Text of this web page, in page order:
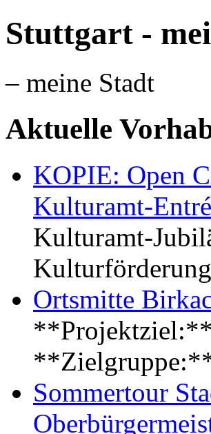
Stuttgart -
– meine Stadt
Aktuelle
KOPIE: Open
Kulturamt-
Kulturamt-
Ortsmitte
Sommertour